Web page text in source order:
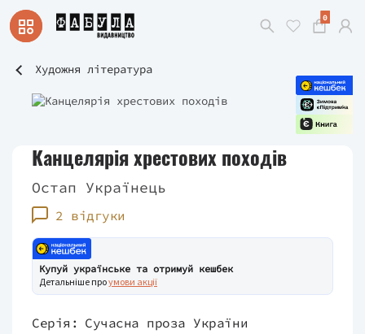
0
Художня література
Канцелярія хрестових походів
Остап Українець
2 відгуки
Купуй українське та отримуй кешбек
Детальніше проумови акції
Серія: Сучасна проза України